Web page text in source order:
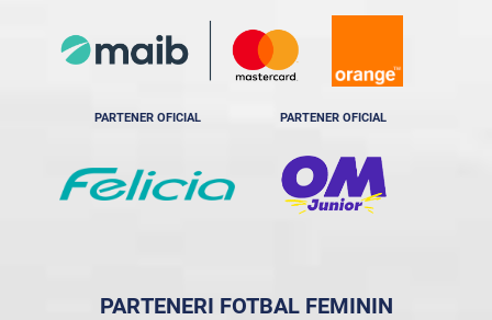
PARTENER OFICIAL PARTENER OFICIAL
PARTENERI FOTBAL FEMININ